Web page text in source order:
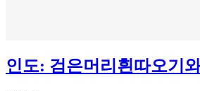
인도: 검은머리흰따오기